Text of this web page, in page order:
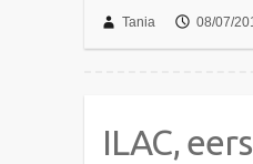
Tania 08/07/
ILAC,